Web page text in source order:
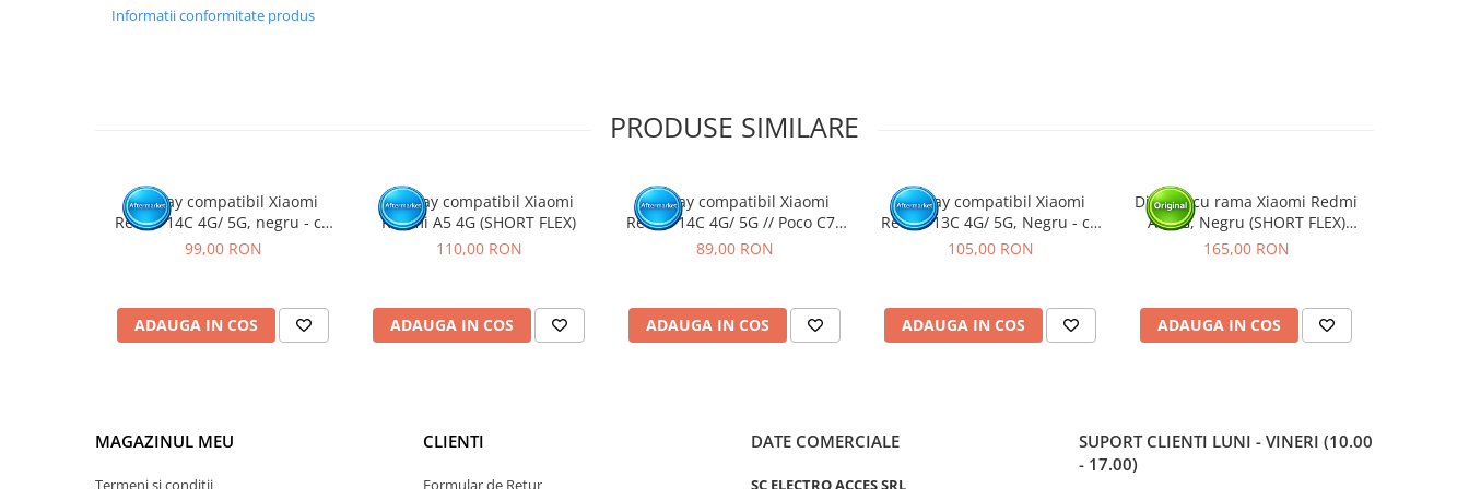
Se recomanda montajul intr-un service specializat.
Informatii conformitate produs
PRODUSE SIMILARE
Display compatibil Xiaomi
Redmi 14C 4G/ 5G, negru - cu
Rama
99,00 RON
ADAUGA IN COS
Display compatibil Xiaomi
Redmi A5 4G (SHORT FLEX)
110,00 RON
ADAUGA IN COS
Display compatibil Xiaomi
Redmi 14C 4G/ 5G // Poco C75
4G/5G
89,00 RON
ADAUGA IN COS
Display compatibil Xiaomi
Redmi 13C 4G/ 5G, Negru - cu
Rama
105,00 RON
ADAUGA IN COS
Display cu rama Xiaomi Redmi
A5 4G, Negru (SHORT FLEX)
(Original Service Pack)
165,00 RON
ADAUGA IN COS
MAGAZINUL MEU
Termeni si conditii
CLIENTI
Formular de Retur
DATE COMERCIALE
SC ELECTRO ACCES SRL
SUPORT CLIENTI LUNI - VINERI (10.00
- 17.00)